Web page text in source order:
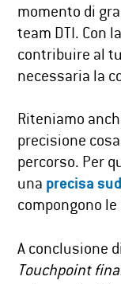
momento di
team DTI. ​Con
contribuire al
necessaria la
Riteniamo
precisione
percorso. Per
una precisa
compongono le
A conclusione
Touchpoint